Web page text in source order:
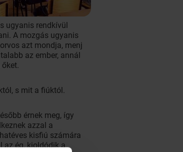
ugyanis rendkívül
A mozgás ugyanis
azt mondja, menj
az ember, annál
s mit a fiúktól.
érnek meg, így
azzal a
kisfiú számára
az ég, kioldódik a